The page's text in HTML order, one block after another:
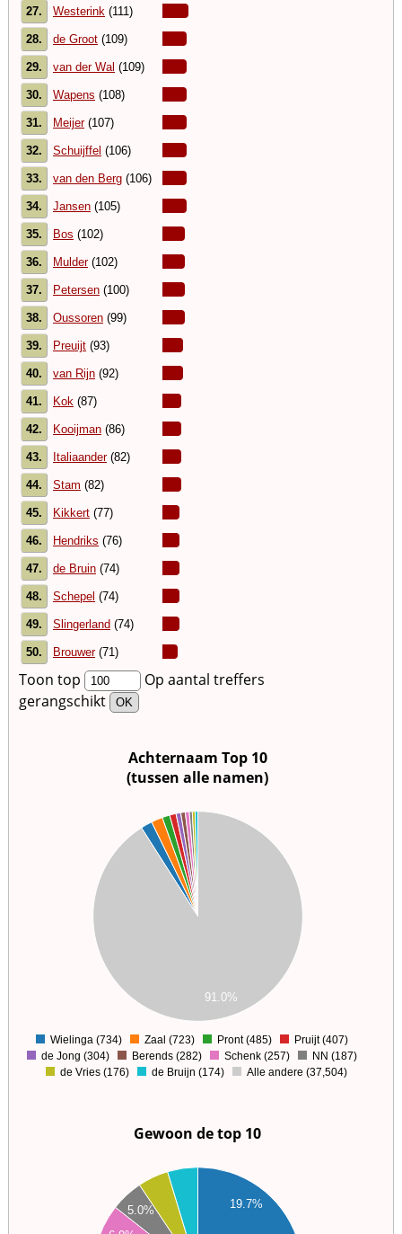
27. Westerink (111)
28. de Groot (109)
29. van der Wal (109)
30. Wapens (108)
31. Meijer(107)
32. Schuijffel (106)
33. van den Berg (106)
34. Jansen (105)
35. Bos (102)
36. Mulder(102)
37. Petersen (100)
38. Oussoren (99)
39. Preuijt (93)
40. van Rijn (92)
41. Kok (87)
42. Kooijman (86)
43. Italiaander(82)
44. Stam (82)
45. Kikkert (77)
46. Hendriks (76)
47. de Bruin (74)
48. Schepel (74)
49. Slingerland (74)
50. Brouwer(71)
Toon top
Op aantal treffers
gerangschikt
Achternaam Top 10
(tussen alle namen)
91.0%
Wielinga (734) Zaal (723) Pront (485)
Pruijt (407)
de Jong (304)
Berends (282) Schenk (257)
NN (187)
de Vries (176)
de Bruijn (174) Alle andere (37,504)
Gewoon de top 10
19.7%
5.0%